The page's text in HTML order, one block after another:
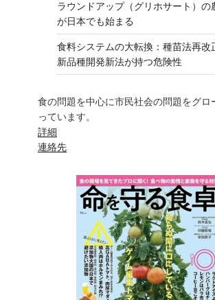
ラウンドアップ（グリホサート）の
が日本でも始まる
食料システムの大転換：種苗法再改
新品種開発新法が持つ危険性
食の問題を中心に市民社会の問題をグロ
っています。
詳細
連絡先